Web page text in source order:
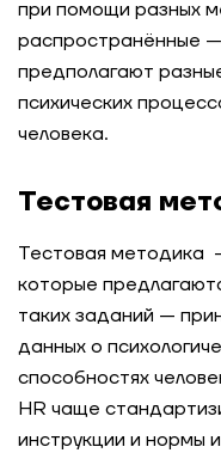
при помощи разных
распространённые
предполагают
психических
человека.
Тестовая
Тестовая методика
которые
таких заданий —
данных о
способностях
HR чаще
инструкции и нормы